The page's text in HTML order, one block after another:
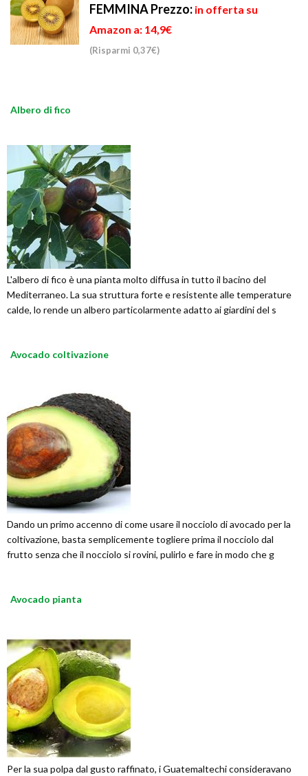
FEMMINAPrezzo: in offerta su
Amazon a: 14,9€
(Risparmi 0,37€)
Albero di fico
L'albero di fico è una pianta molto diffusa in tutto il bacino del
Mediterraneo. La sua struttura forte e resistente alle temperature
calde, lo rende un albero particolarmente adatto ai giardini del s
Avocado coltivazione
Dando un primo accenno di come usare il nocciolo di avocado per la
coltivazione, basta semplicemente togliere prima il nocciolo dal
frutto senza che il nocciolo si rovini, pulirlo e fare in modo che g
Avocado pianta
Per la sua polpa dal gusto raffinato, i Guatemaltechi consideravano